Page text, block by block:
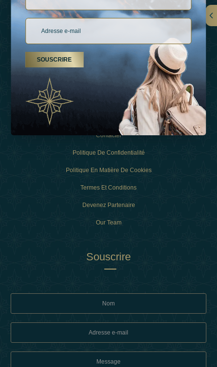
LIENS
À Propos De Nous
Types De Vacances
Contacter
Politique De Confidentialité
Politique En Matière De Cookies
Termes Et Conditions
Devenez Partenaire
Our Team
Souscrire
SOUSCRIRE